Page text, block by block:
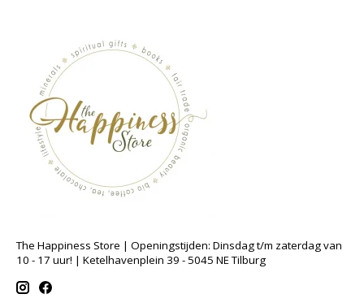
The Happiness Store | Openingstijden: Dinsdag t/m zaterdag van
10 - 17 uur! | Ketelhavenplein 39 - 5045 NE Tilburg